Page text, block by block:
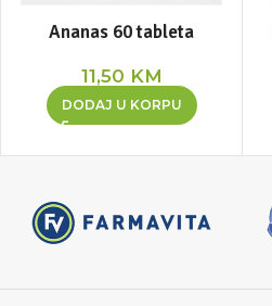
Ananas 60 tableta
11,50 KM
DODAJ U KORPU